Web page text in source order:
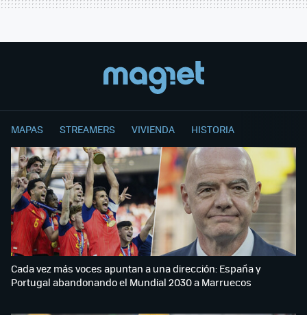
MAPAS STREAMERS VIVIENDA HISTORIA
Cada vez más voces apuntan a una dirección: España y
Portugal abandonando el Mundial 2030 a Marruecos